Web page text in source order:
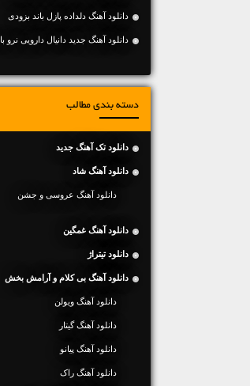
دانلود آهنگ دلداده پازل باند بزودی
دانلود آهنگ جديد دانیال دارویی نرو با 2 کیفیت و متن آهنگ
دسته بندی مطالب
دانلود تک آهنگ جدید
دانلود آهنگ شاد
دانلود آهنگ عروسی و جشن
دانلود آهنگ غمگین
دانلود تیتراژ
دانلود آهنگ بی کلام و آرامش بخش
دانلود آهنگ ویولن
دانلود آهنگ گیتار
دانلود آهنگ پیانو
دانلود آهنگ راک